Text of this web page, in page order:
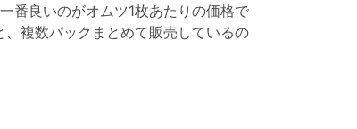
番良いのがオムツ1枚あたりの価格で
複数パックまとめて販売しているの